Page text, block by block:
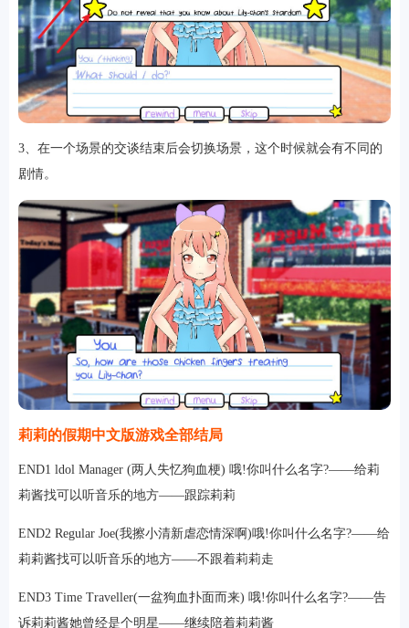
专题
排行
角色扮演 小游戏恋爱养成沙盒模组up主自制赛车竞速策略塔防动作射
趣味新闻阅读考试学习AI软件健康运动生活购物地图导航主题桌面
3、在一个场景的交谈结束后会切换场景，这个时候就会有不同的
剧情。
莉莉的假期中文版游戏全部结局
END1 ldol Manager (两人失忆狗血梗) 哦!你叫什么名字?——给莉
莉酱找可以听音乐的地方——跟踪莉莉
END2 Regular Joe(我擦小清新虐恋情深啊)哦!你叫什么名字?——给
莉莉酱找可以听音乐的地方——不跟着莉莉走
END3 Time Traveller(一盆狗血扑面而来) 哦!你叫什么名字?——告
诉莉莉酱她曾经是个明星——继续陪着莉莉酱